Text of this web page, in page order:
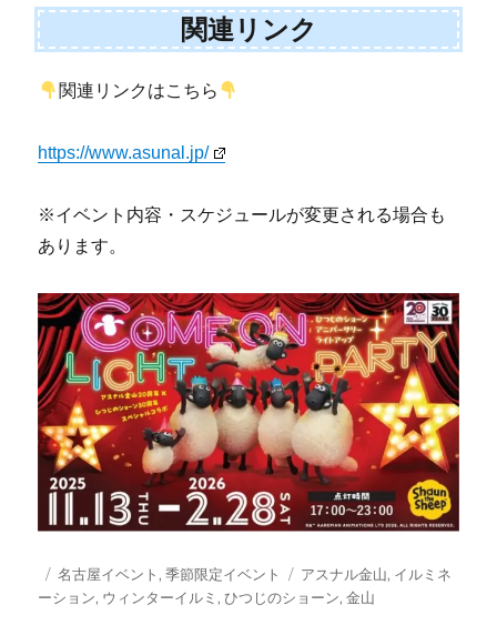
関連リンク
関連リンクはこちら
https://www.asunal.jp/
※イベント内容・スケジュールが変更される場合も
あります。
投
稿
カ
テ
名古屋イベント,季節限定イベント
タ
グ
アスナル金山, イルミネ
ーション, ウィンターイルミ,ひつじのショーン,金山